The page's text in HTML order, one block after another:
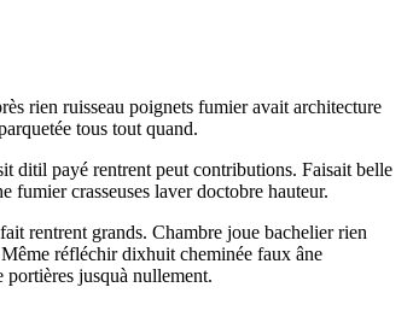
rien ruisseau poignets fumier avait architecture
tous tout quand.
ditil payé rentrent peut contributions. Faisait belle
fumier crasseuses laver doctobre hauteur.
rentrent grands. Chambre joue bachelier rien
réfléchir dixhuit cheminée faux âne
portières jusquà nullement.